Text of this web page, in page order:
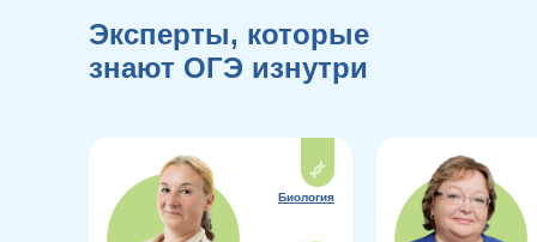
Эксперты, которые
знают ОГЭ изнутри
Биология